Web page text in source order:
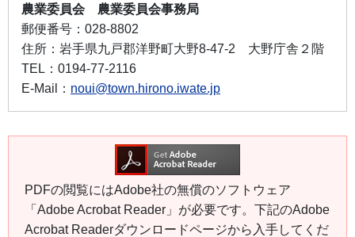
農業委員会 農業委員会事務局
郵便番号： 028-8802
住所： 岩手県九戸郡洋野町大野8-47-2 大野庁舎２階
TEL： 0194-77-2116
E-Mail： noui@town.hirono.iwate.jp
PDFの閲覧にはAdobe社の無償のソフトウェア
「Adobe Acrobat Reader」が必要です。下記のAdobe
Acrobat Readerダウンロードページから入手してくだ